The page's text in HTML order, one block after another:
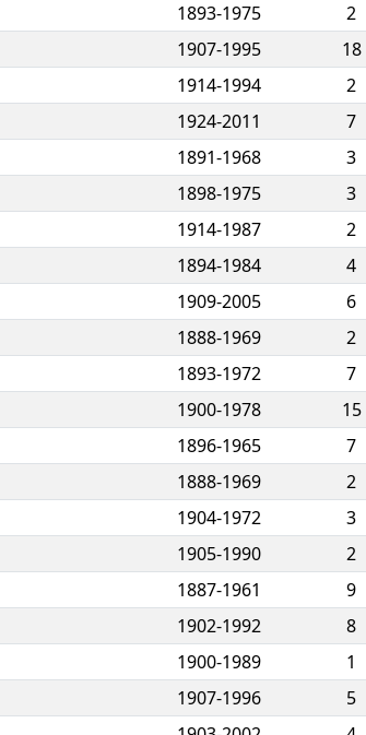
1893-1975
2
1907-1995
18
1914-1994
2
1924-2011
7
1891-1968
3
1898-1975
3
1914-1987
2
1894-1984
4
1909-2005
6
1888-1969
2
1893-1972
7
1900-1978
15
1896-1965
7
1888-1969
2
1904-1972
3
1905-1990
2
1887-1961
9
1902-1992
8
1900-1989
1
1907-1996
5